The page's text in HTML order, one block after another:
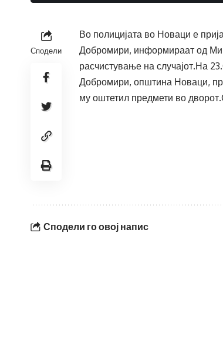
Сподели
Во полицијата во Новаци е
Добромири, информираат од
расчистување на случајот.На
Добромири, општина Новаци,
му оштетил предмети во
Сподели го овој напис